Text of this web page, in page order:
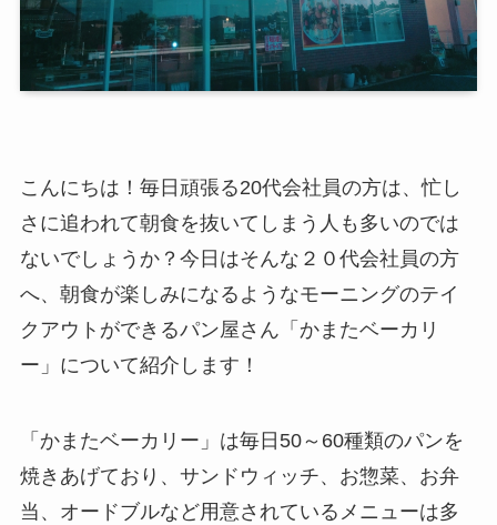
こんにちは！毎日頑張る20代会社員の方は、忙し
さに追われて朝食を抜いてしまう人も多いのでは
ないでしょうか？今日はそんな２０代会社員の方
へ、朝食が楽しみになるようなモーニングのテイ
クアウトができるパン屋さん「かまたベーカリ
ー」について紹介します！
「かまたベーカリー」は毎日50～60種類のパンを
焼きあげており、サンドウィッチ、お惣菜、お弁
当、オードブルなど用意されているメニューは多